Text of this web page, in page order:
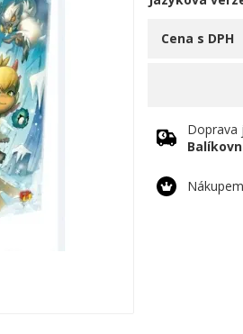
Cena s DPH
Doprava